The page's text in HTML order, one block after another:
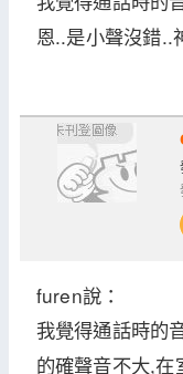
恩..是小聲沒錯..
furen說：
我覺得通話時的
的確聲音不大,